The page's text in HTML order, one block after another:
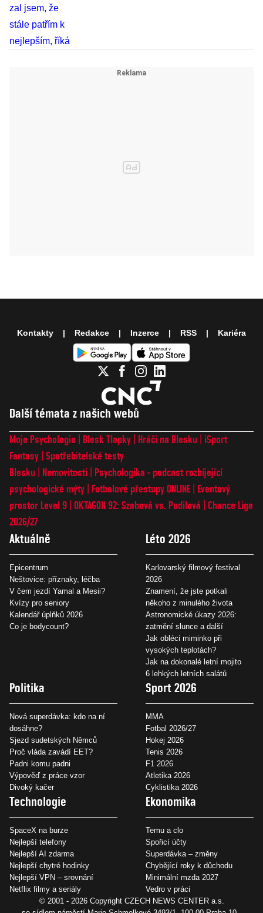
Další témata z našich webů
Moje Psychologie Blesk Tlapky Hráči na Blesku
iSport
Fantasy Spotřebitelské testy
Blesku
Nemovitosti
Psychologika - podcast rozbíjející
psychologické mýty
Fotbalové přestupy ONLINE
Eventový
prostor Level 9 OKTAGON 92: Szabová vs. Pudilová
Chance Liga
2026/27
Aktuálně
Epicentrum
Neštovice: příznaky, léčba
V čem jezdí Yamal a Mesii?
Kvízy pro seniory
Kalendář úplňků 2026
Co je bodycount?
Léto 2026
Karlovarský filmový festival
2026
Znamení, že jste potkali
někoho z minulého života
Astronomické úkazy 2026:
zatmění slunce a další
Jak obléci miminko při
vysokých teplotách?
Jak na dokonalé letní mojito
6 lehkých letních salátů
Politika
Nová superdávka: kdo na ní
dosáhne?
Sjezd sudetských Němců
Proč vláda zavádí EET?
Padni komu padni
Výpověď z práce vzor
Divoký kačer
Sport 2026
MMA
Fotbal 2026/27
Hokej 2026
Tenis 2026
F1 2026
Atletika 2026
Cyklistika 2026
Technologie
SpaceX na burze
Nejlepší telefony
Nejlepší AI zdarma
Nejlepší chytré hodinky
Nejlepší VPN – srovnání
Netflix filmy a seriály
Ekonomika
Temu a clo
Spořicí účty
Superdávka – změny
Chybějící roky k důchodu
Minimální mzda 2027
Vedro v práci
Kontakty Redakce Inzerce RSS Kariéra
© 2001 - 2026 Copyright CZECH NEWS CENTER a.s.